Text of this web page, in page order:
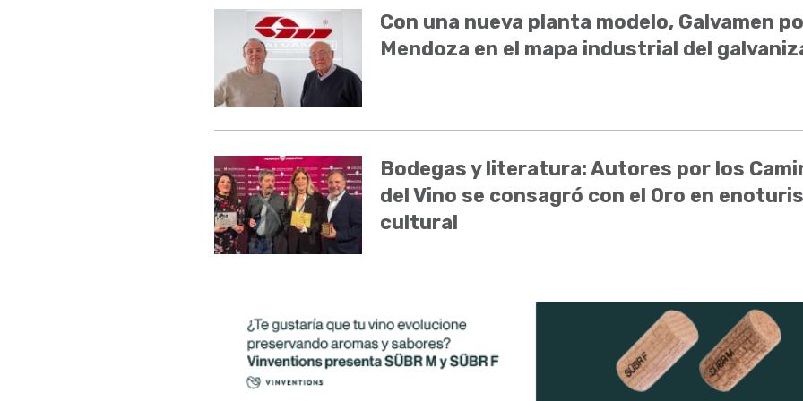
Con una nueva planta modelo, Galvamen
Mendoza en el mapa industrial del
Bodegas y literatura: Autores por los
del Vino se consagró con el Oro en
cultural